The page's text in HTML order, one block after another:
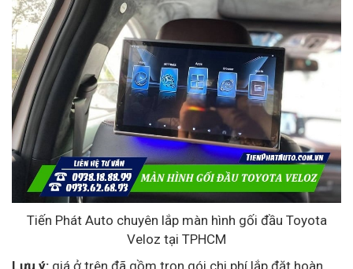
Tiến Phát Auto chuyên lắp màn hình gối đầu Toyota
Veloz tại TPHCM
Lưu ý: giá ở trên đã gồm trọn gói chi phí lắp đặt hoàn